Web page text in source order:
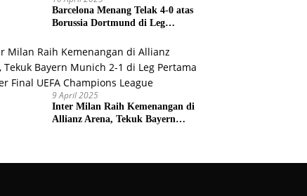
Barcelona Menang Telak 4-0 atas
Borussia Dortmund di Leg
9 April 2025
Inter Milan Raih Kemenangan di
Allianz Arena, Tekuk Bayern